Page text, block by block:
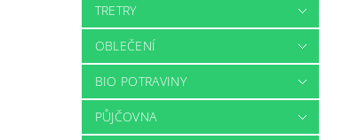
TRETRY
OBLEČENÍ
BIO POTRAVINY
PŮJČOVNA